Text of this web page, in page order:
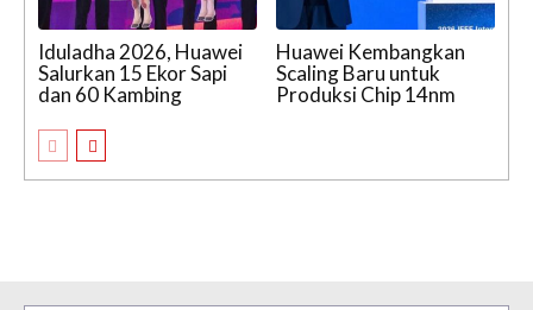
Iduladha 2026, Huawei
Salurkan 15 Ekor Sapi
dan 60 Kambing
Huawei Kembangkan
Scaling Baru untuk
Produksi Chip 14nm